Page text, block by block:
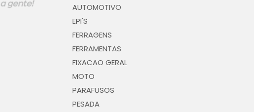
AUTOMOTIVO
EPI'S
FERRAGENS
FERRAMENTAS
FIXACAO GERAL
MOTO
PARAFUSOS
PESADA